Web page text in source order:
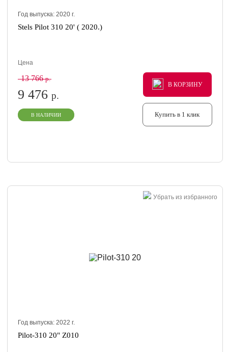
Год выпуска:2020г.
Stels Pilot 310 20' ( 2020.)
Цена
13 766р.
9 476р.
В НАЛИЧИИ
В КОРЗИНУ
В КОРЗИНУ
В КОРЗИНУ
Купить в 1 клик
Убрать из избранного
Год выпуска:2022г.
Pilot-310 20" Z010